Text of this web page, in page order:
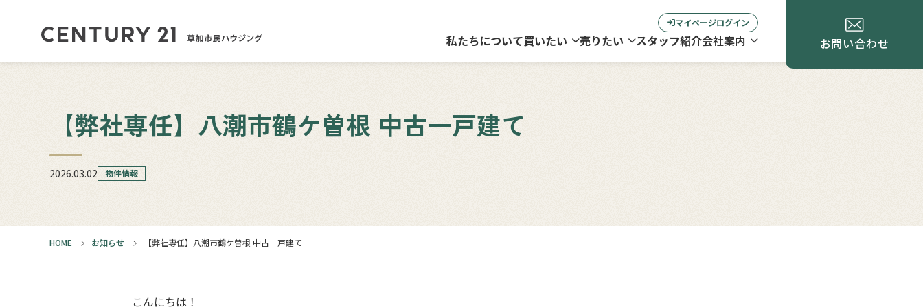
マイページログイン
私たちについて買いたい 売りたい スタッフ紹介会社案内 お問い合わせ
【弊社専任】八潮市鶴ケ曽根 中古一戸建て
2026.03.02 物件情報
HOME お知らせ 【弊社専任】八潮市鶴ケ曽根 中古一戸建て
こんにちは！